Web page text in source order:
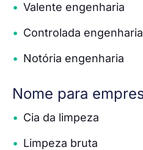
Valente engenharia
Controlada engenharia
Notória engenharia
Nome para
Cia da limpeza
Limpeza bruta